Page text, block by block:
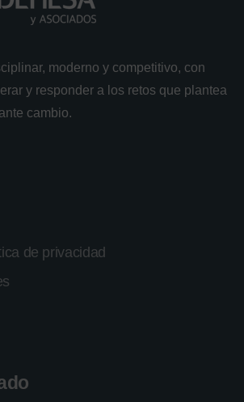
moderno y competitivo, con
y responder a los retos que plantea
cambio.
de privacidad